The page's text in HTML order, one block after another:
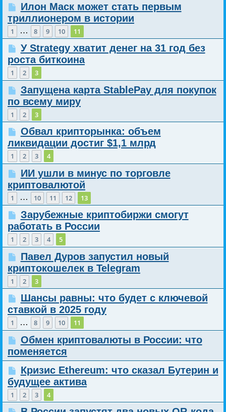
Илон Маск может стать первым
триллионером в истории
1 … 8 9 10 11
У Strategy хватит денег на 31 год без
роста биткоина
1 2 3
Запущена карта StablePay для покупок
по всему миру
1 2 3
Обвал крипторынка: объем
ликвидации достиг $1,1 млрд
1 2 3 4
ИИ ушли в минус по торговле
криптовалютой
1 … 10 11 12 13
Зарубежные криптобиржи смогут
работать в России
1 2 3 4 5
Павел Дуров запустил новый
криптокошелек в Telegram
1 2 3
Шансы равны: что будет с ключевой
ставкой в 2025 году
1 … 8 9 10 11
Обмен криптовалюты в России: что
поменяется
Кризис Ethereum: что сказал Бутерин и
будущее актива
1 2 3 4